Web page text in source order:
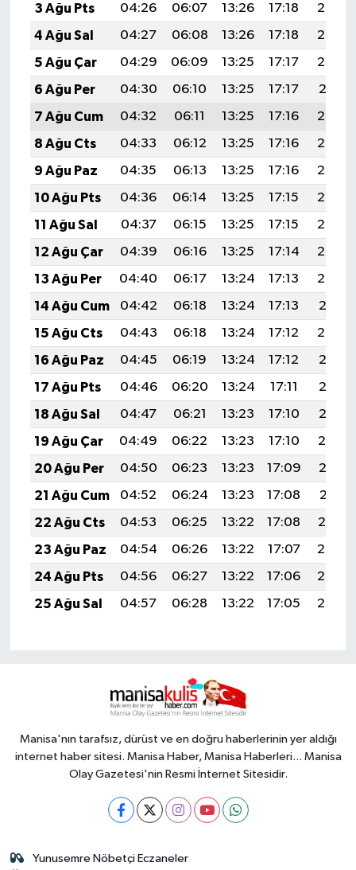
3 Ağu Pts
04:26 06:07 13:26 17:18
20:34
4 Ağu Sal
04:27 06:08 13:26 17:18
20:33
5 Ağu Çar
04:29 06:09 13:25 17:17
20:32
6 Ağu Per
04:30 06:10 13:25 17:17
20:31
7 Ağu Cum
04:32 06:11 13:25 17:16
20:30
8 Ağu Cts
04:33 06:12 13:25 17:16
20:29
9 Ağu Paz
04:35 06:13 13:25 17:16
20:27
10 Ağu Pts
04:36 06:14 13:25 17:15
20:26
11 Ağu Sal
04:37 06:15 13:25 17:15
20:25
12 Ağu Çar
04:39 06:16 13:25 17:14
20:24
13 Ağu Per
04:40 06:17 13:24 17:13
20:22
14 Ağu Cum
04:42 06:18 13:24 17:13
20:21
15 Ağu Cts
04:43 06:18 13:24 17:12
20:20
16 Ağu Paz
04:45 06:19 13:24 17:12
20:18
17 Ağu Pts
04:46 06:20 13:24 17:11
20:17
18 Ağu Sal
04:47 06:21 13:23 17:10
20:15
19 Ağu Çar
04:49 06:22 13:23 17:10
20:14
20 Ağu Per
04:50 06:23 13:23 17:09
20:13
21 Ağu Cum
04:52 06:24 13:23 17:08
20:11
22 Ağu Cts
04:53 06:25 13:22 17:08
20:10
23 Ağu Paz
04:54 06:26 13:22 17:07
20:08
24 Ağu Pts
04:56 06:27 13:22 17:06
20:07
25 Ağu Sal
04:57 06:28 13:22 17:05 20:05
Manisa'nın tarafsız, dürüst ve en doğru haberlerinin yer aldığı
internet haber sitesi. Manisa Haber, Manisa Haberleri... Manisa
Olay Gazetesi'nin Resmi İnternet Sitesidir.
Yunusemre Nöbetçi Eczaneler